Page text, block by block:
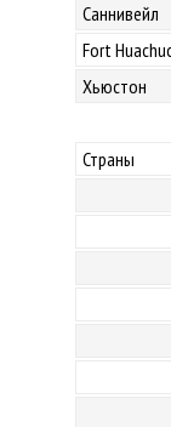
Саннивейл
Fort
Хьюстон
Страны